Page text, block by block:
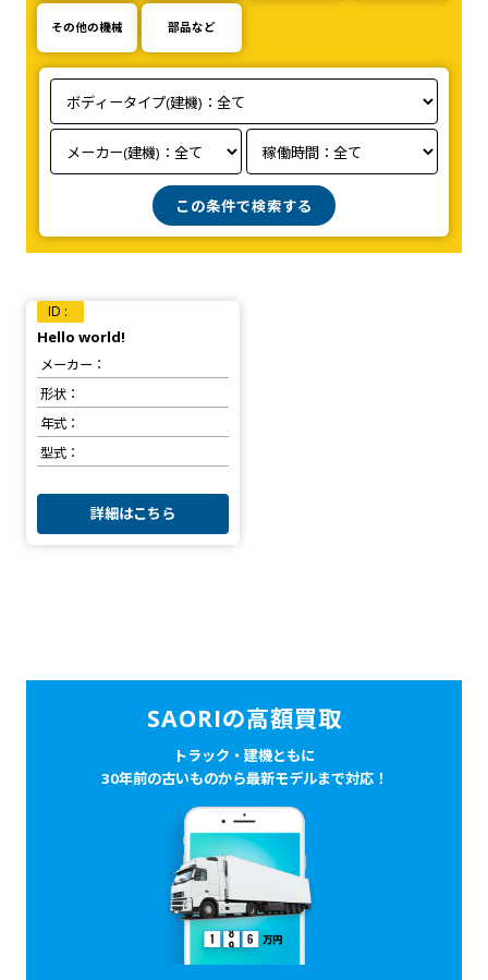
その他の機械 部品など
Hello world!
メーカー
形状
年式
型式
詳細はこちら
SAORIの高額買取
トラック・建機ともに
30年前の古いものから最新モデルまで対応！